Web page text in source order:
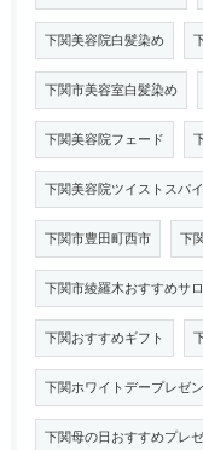
下関美容院白髪染め
下関市美容室白髪染め
下関美容院フェード
下関美容院ツイストスパ
下関市豊田町西市 下
下関市綾羅木おすすめサ
下関おすすめギフト
下関ホワイトデープレゼ
下関母の日おすすめプレ